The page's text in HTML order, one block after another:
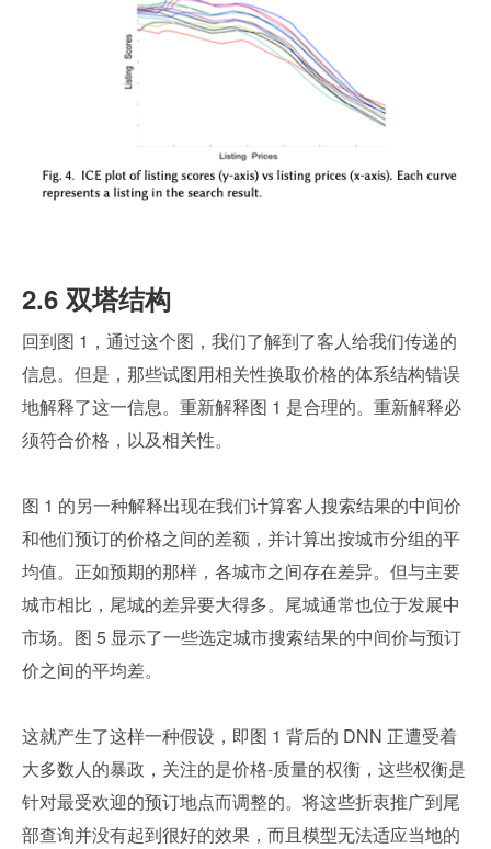
2.6 双塔结构
回到图 1，通过这个图，我们了解到了客人给我们传递的
信息。但是，那些试图用相关性换取价格的体系结构错误
地解释了这一信息。重新解释图 1 是合理的。重新解释必
须符合价格，以及相关性。
图 1 的另一种解释出现在我们计算客人搜索结果的中间价
和他们预订的价格之间的差额，并计算出按城市分组的平
均值。正如预期的那样，各城市之间存在差异。但与主要
城市相比，尾城的差异要大得多。尾城通常也位于发展中
市场。图 5 显示了一些选定城市搜索结果的中间价与预订
价之间的平均差。
这就产生了这样一种假设，即图 1 背后的 DNN 正遭受着
大多数人的暴政，关注的是价格-质量的权衡，这些权衡是
针对最受欢迎的预订地点而调整的。将这些折衷推广到尾
部查询并没有起到很好的效果，而且模型无法适应当地的